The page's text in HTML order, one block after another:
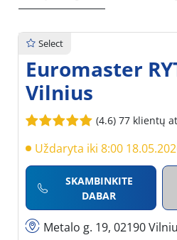
Select
Euromaster
Vilnius
(4.6) 77 klientų
Uždaryta iki 8:00
SKAMBINKITE
DABAR
Metalo g. 19, 02190